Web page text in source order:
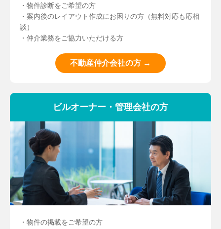
・物件診断をご希望の方
・案内後のレイアウト作成にお困りの方（無料対応も応相
談）
・仲介業務をご協力いただける方
不動産仲介会社の方 →
ビルオーナー・管理会社の方
・物件の掲載をご希望の方